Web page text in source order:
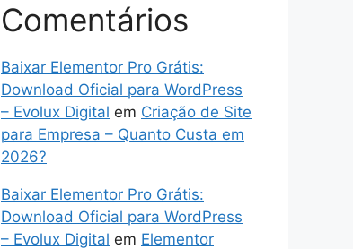
Comentários
Baixar Elementor Pro Grátis:
Download Oficial para WordPress
– Evolux Digital em Criação de Site
para Empresa – Quanto Custa em
2026?
Baixar Elementor Pro Grátis:
Download Oficial para WordPress
– Evolux Digital em Elementor